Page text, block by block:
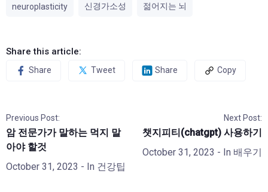
neuroplasticity 신경가소성 젊어지는 뇌
Share this article:
Share Tweet Share Copy
Previous Post:
암 전문가가 말하는 먹지 말
아야 할것
October 31, 2023 - In 건강팁
Next Post:
챗지피티(chatgpt) 사용하기
October 31, 2023 - In 배우기